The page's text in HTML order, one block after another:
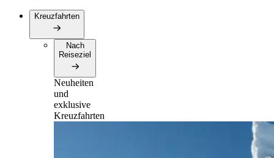
Kreuzfahrten
Nach
Reiseziel
Neuheiten
und
exklusive
Kreuzfahrten